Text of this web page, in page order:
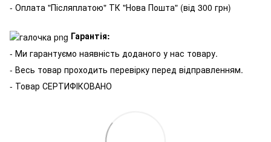
- Оплата "Післяплатою" ТК "Нова Пошта" (від 300 грн)
Гарантія:
- Ми гарантуємо наявність доданого у нас товару.
- Весь товар проходить перевірку перед відправленням.
- Товар СЕРТИФІКОВАНО